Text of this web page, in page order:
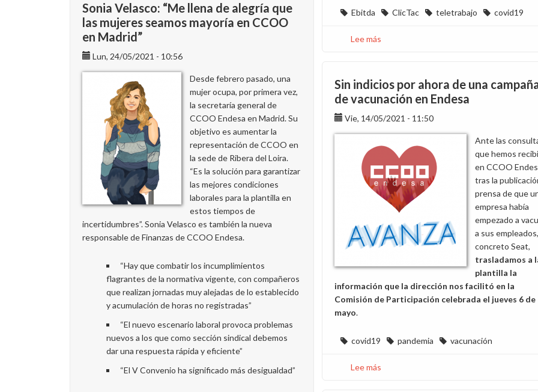
Ebitda ClicTac teletrabajo covid19
Lee más
vuelta
segura
al
trabajo
presencial,
registro
de
jornada
en
Clic
Tac
y
Paga
Sonia Velasco: “Me llena de alegría que
las mujeres seamos mayoría en CCOO
en Madrid”
Lun, 24/05/2021 - 10:56
Desde febrero pasado, una
mujer ocupa, por primera vez,
la secretaría general de
CCOO Endesa en Madrid. Su
objetivo es aumentar la
representación de CCOO en
la sede de Ribera del Loira.
“Es la solución para garantizar
las mejores condiciones
laborales para la plantilla en
estos tiempos de
incertidumbres”. Sonia Velasco es también la nueva
responsable de Finanzas de CCOO Endesa.
“Hay que combatir los incumplimientos
flagrantes de la normativa vigente, con compañeros
que realizan jornadas muy alejadas de lo establecido
y acumulación de horas no registradas”
“El nuevo escenario laboral provoca problemas
nuevos a los que como sección sindical debemos
dar una respuesta rápida y eficiente”
“El V Convenio ha significado más desigualdad”
Sin indicios por ahora de una
de vacunación en Endesa
Vie, 14/05/2021 - 11:50
Ante las
que hemos
en CCOO
tras la
prensa de que
empresa había
empezado a
a sus
concreto Seat,
trasladamos a
plantilla la
información que la dirección nos facilitó en la
Comisión de Participación celebrada el jueves 6 de
mayo.
covid19 pandemia vacunación
Lee más